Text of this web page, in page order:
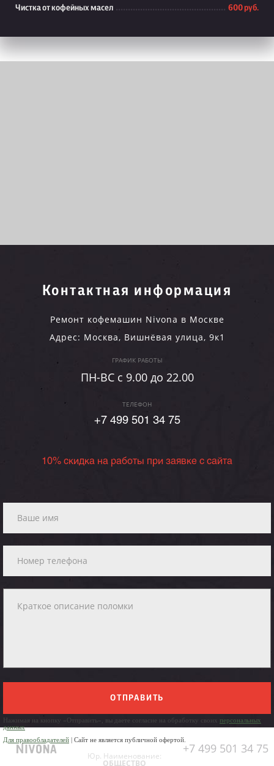
Чистка от кофейных масел 600 руб.
Контактная информация
Ремонт кофемашин Nivona в Москве
Адрес: Москва, Вишнёвая улица, 9к1
ГРАФИК РАБОТЫ
ПН-ВC c 9.00 до 22.00
ТЕЛЕФОН
+7 499 501 34 75
10% скидка на работы при заявке с сайта
ОТПРАВИТЬ
Нажимая на кнопку «Отправить», вы даете согласие на обработку своих персональных
данных
Для правообладателей | Сайт не является публичной офертой.
+7 499 501 34 75
Юр. Наименование:
ОБЩЕСТВО